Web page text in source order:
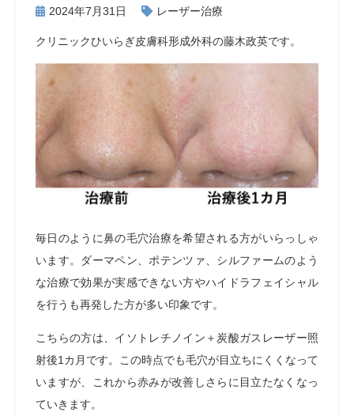
2024年7月31日 レーザー治療
クリニックひいらぎ皮膚科形成外科の藤木政英です。
毎日のように鼻の毛穴治療を希望される方がいらっしゃ
います。ダーマペン、ポテンツァ、シルファームのよう
な治療で効果が実感できない方やハイドラフェイシャル
を行うも再発した方が多い印象です。
こちらの方は、イソトレチノイン＋炭酸ガスレーザー照
射後1カ月です。この時点でも毛穴が目立ちにくくなって
いますが、これから赤みが改善しさらに目立たなくなっ
ていきます。